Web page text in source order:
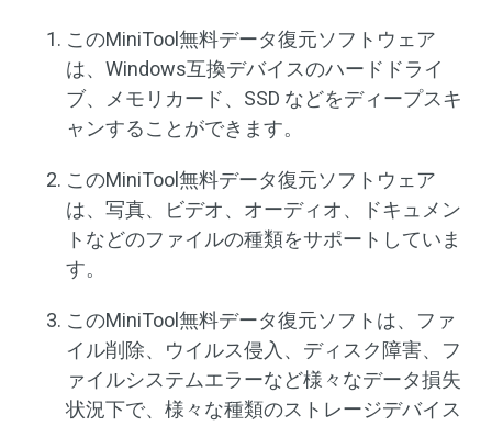
このMiniTool無料データ復元ソフトウェア
は、Windows互換デバイスのハードドライ
ブ、メモリカード、SSD などをディープスキ
ャンすることができます。
このMiniTool無料データ復元ソフトウェア
は、写真、ビデオ、オーディオ、ドキュメン
トなどのファイルの種類をサポートしていま
す。
このMiniTool無料データ復元ソフトは、ファ
イル削除、ウイルス侵入、ディスク障害、フ
ァイルシステムエラーなど様々なデータ損失
状況下で、様々な種類のストレージデバイス